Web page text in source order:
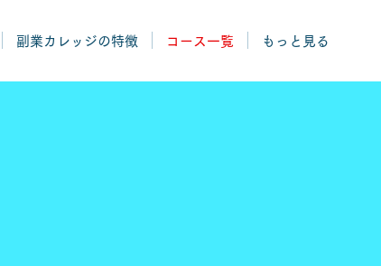
副業カレッジの特徴 コース一覧 もっと見る